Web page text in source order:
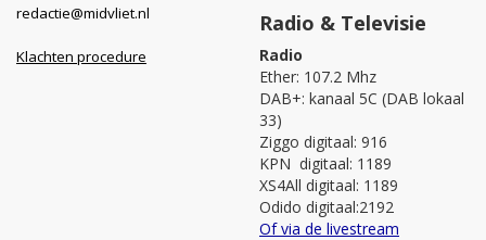
redactie@midvliet.nl
Klachten procedure
Radio & Televisie
Radio
Ether: 107.2 Mhz
DAB+: kanaal 5C (DAB lokaal
33)
Ziggo digitaal: 916
KPN digitaal: 1189
XS4All digitaal: 1189
Odido digitaal:2192
Of via de livestream